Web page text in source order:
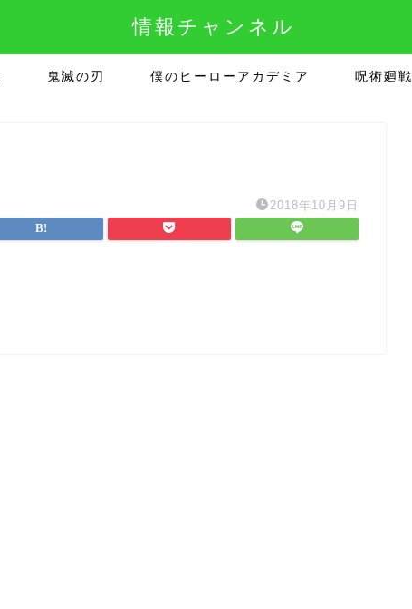
情報チャンネル
鬼滅の刃 僕のヒーローアカデミア 呪術廻戦
2018年10月9日